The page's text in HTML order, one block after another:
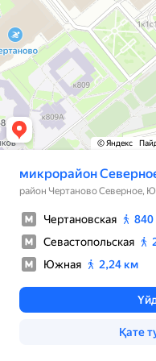
© Яндекс
микрорайон
район Чертаново Северное,
Чертановская
Севастопольская
Южная
2,24 км
Қате